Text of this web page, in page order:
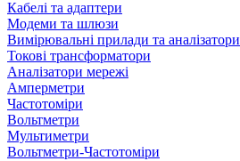
Кабелі та адаптери
Модеми та шлюзи
Вимірювальні прилади та аналізатори
Токові трансформатори
Аналізатори мережі
Амперметри
Частотоміри
Вольтметри
Мультиметри
Вольтметри-Частотоміри